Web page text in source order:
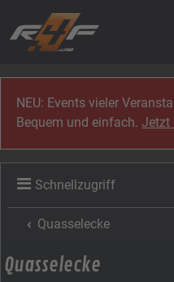
NEU: Events vieler
Bequem und einfach.Jetzt
Schnellzugriff
Quasselecke
Quasselecke